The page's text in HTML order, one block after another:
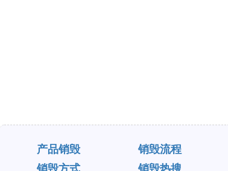
产品销毁
销毁流程